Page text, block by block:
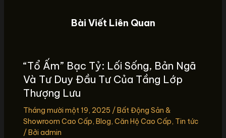
Bài Viết Liên Quan
“Tổ Ấm” Bạc Tỷ: Lối Sống, Bản Ngã
Và Tư Duy Đầu Tư Của Tầng Lớp
Thượng Lưu
Tháng mười một 19, 2025 / Bất Động Sản &
Showroom Cao Cấp, Blog, Căn Hộ Cao Cấp, Tin tức
/ Bởi admin